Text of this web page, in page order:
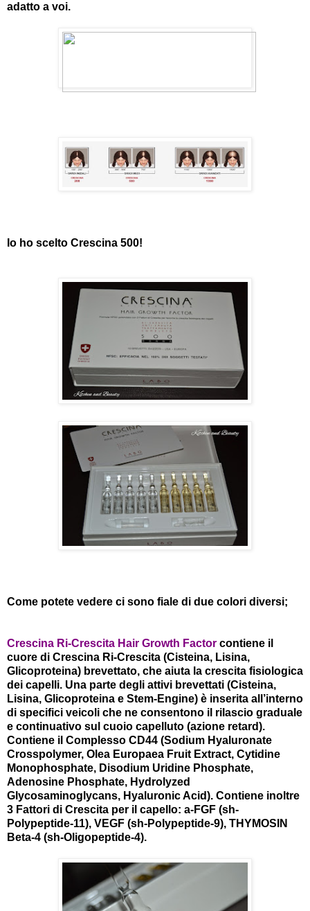
adatto a voi.
Io ho scelto Crescina 500!
Come potete vedere ci sono fiale di due colori diversi;
Crescina Ri-Crescita Hair Growth Factor contiene il
cuore di Crescina Ri-Crescita (Cisteina, Lisina,
Glicoproteina) brevettato, che aiuta la crescita fisiologica
dei capelli. Una parte degli attivi brevettati (Cisteina,
Lisina, Glicoproteina e Stem-Engine) è inserita all’interno
di specifici veicoli che ne consentono il rilascio graduale
e continuativo sul cuoio capelluto (azione retard).
Contiene il Complesso CD44 (Sodium Hyaluronate
Crosspolymer, Olea Europaea Fruit Extract, Cytidine
Monophosphate, Disodium Uridine Phosphate,
Adenosine Phosphate, Hydrolyzed
Glycosaminoglycans, Hyaluronic Acid). Contiene inoltre
3 Fattori di Crescita per il capello: a-FGF (sh-
Polypeptide-11), VEGF (sh-Polypeptide-9), THYMOSIN
Beta-4 (sh-Oligopeptide-4).